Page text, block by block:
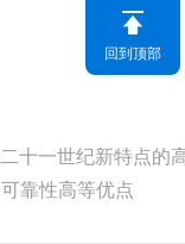
十一世纪新特点的
靠性高等优点
回到顶部